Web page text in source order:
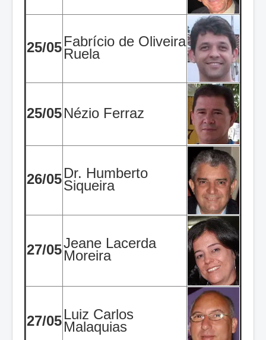
25/05Fabrício de Oliveira
Ruela
25/05Nézio Ferraz
26/05Dr. Humberto
Siqueira
27/05Jeane Lacerda
Moreira
27/05Luiz Carlos
Malaquias